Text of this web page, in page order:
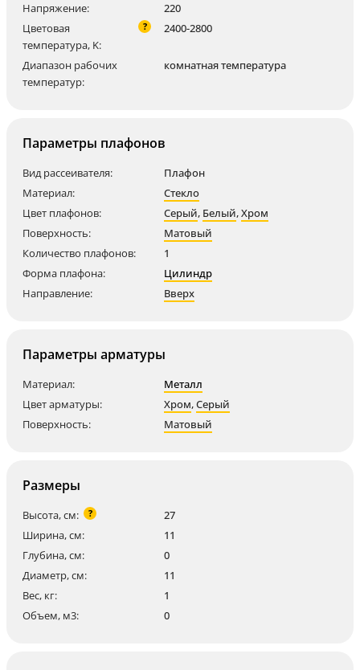
Напряжение:
220
Цветовая
температура, K:
? 2400-2800
Диапазон рабочих
температур:
комнатная температура
Параметры плафонов
Вид рассеивателя:
Плафон
Материал:
Стекло
Цвет плафонов:
Серый, Белый,Хром
Поверхность:
Матовый
Количество плафонов:
1
Форма плафона:
Цилиндр
Направление:
Вверх
Параметры арматуры
Материал:
Металл
Цвет арматуры:
Хром,Серый
Поверхность:
Матовый
Размеры
Высота, см: ?
27
Ширина, см:
11
Глубина, см:
0
Диаметр, см:
11
Вес, кг:
1
Объем, м3:
0